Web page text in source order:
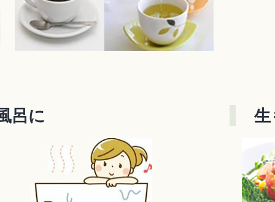
呂に 生